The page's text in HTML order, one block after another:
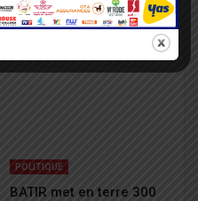
renforcer sa présence
sur le terrain
POLITIQUE
BATIR met en terre 300